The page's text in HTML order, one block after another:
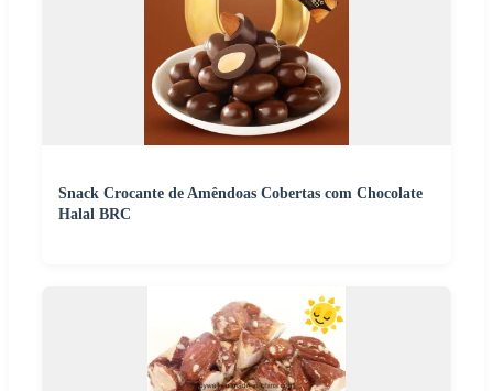
Snack Crocante de Amêndoas Cobertas com Chocolate
Halal BRC